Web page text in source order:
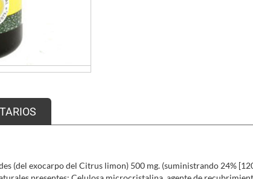
(del exocarpo del Citrus limon) 500 mg. (suministrando 24%